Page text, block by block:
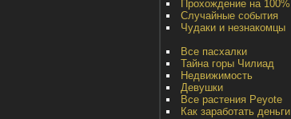
Прохождение на 100%
Случайные события
Чудаки и незнакомцы
Все пасхалки
Тайна горы Чилиад
Недвижимость
Девушки
Все растения Peyote
Как заработать деньги